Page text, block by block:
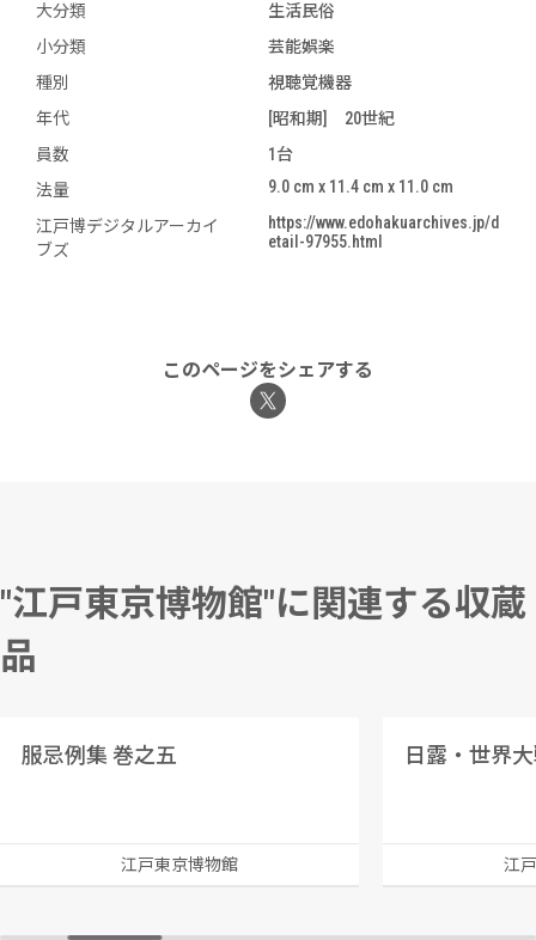
大分類
生活民俗
小分類
芸能娯楽
種別
視聴覚機器
年代
[昭和期] 20世紀
員数
1台
法量
9.0 cm x 11.4 cm x 11.0 cm
江戸博デジタルアーカイ
ブズ
https://www.edohakuarchives.jp/d
etail-97955.html
このページをシェアする
"江戸東京博物館"に関連する収蔵
品
服忌例集 巻之五
江戸東京博物館 江